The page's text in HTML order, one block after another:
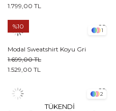
1.799,00 TL
1
Modal Sweatshirt Koyu Gri
1.529,00 TL
1.699,00 TL
%10
TÜKENDI
2